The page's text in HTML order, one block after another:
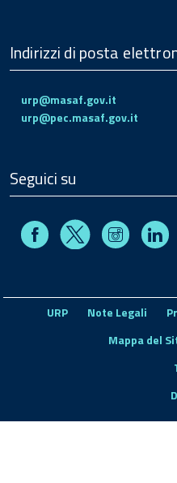
Indirizzi di posta
urp@masaf.gov.it
urp@pec.masaf.gov.it
Seguici su
FacebookX
URP Note Legali
Mappa del